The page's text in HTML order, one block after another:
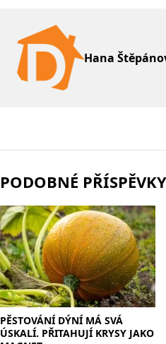
Hana
PODOBNÉ PŘÍSPĚVKY
PĚSTOVÁNÍ DÝNÍ MÁ SVÁ
ÚSKALÍ. PŘITAHUJÍ KRYSY JAKO